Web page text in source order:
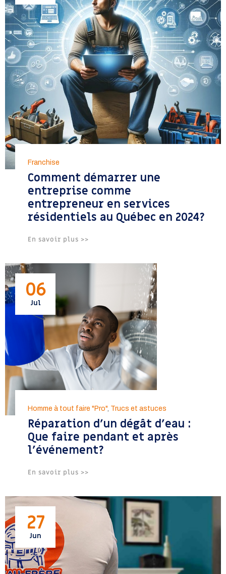
Franchise
Comment démarrer une
entreprise comme
entrepreneur en services
résidentiels au Québec en 2024?
En savoir plus >>
06
Jul
Homme à tout faire "Pro", Trucs et astuces
Réparation d’un dégât d’eau :
Que faire pendant et après
l’événement?
En savoir plus >>
27
Jun